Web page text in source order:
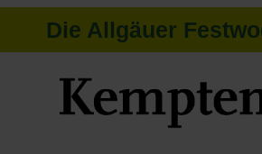
Die Allgäuer